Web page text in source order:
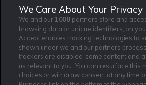
Jag vill få nyhetsbrev från Rekatochklart och
och villkor gäller. *
Affiliate Modell
Om Rekatochklart
Ansvarsfullt Spelande
F.A.Q
We Care About Your Privacy
We and our 1008 partners store and
browsing data or unique identifiers, on
Accept enables tracking technologies to
shown under we and our partners
trackers are disabled, some content and
as relevant to you. You can resurface this
choices or withdraw consent at any time